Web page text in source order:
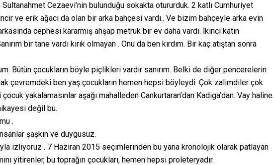
Cezaevi’nin bulunduğu sokakta otururduk. 2 katlı Cumhuriyet
ve erik ağacı da olan bir arka bahçesi vardı.. Ve bizim bahçeyle arka evin
cephesi kararmış ahşap metruk bir ev daha vardı. İkinci katın
bir tane vardı kırık olmayan . Onu da ben kırdım. Bir kaç atıştan sonra
Bütün çocukların böyle piçlikleri vardır sanırım. Belki de diğer pencerelerin
çevremdeki ben yaş çocukların hemen hepsi böyleydi. Çok zalimdiler çok.
yakalamasınlar aşağı mahalleden Cankurtaran’dan Kadıga’dan. Vay haline.
değil bu.
.
şaşkın ve duygusuz.
izliyoruz . 7 Haziran 2015 seçimlerinden bu yana kronolojik olarak patlayan
yitirenler, bu toprağın çocukları, hemen hepsi proleteryadır.